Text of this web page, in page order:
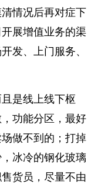
情况后再对症下
展增值业务的渠
发、上门服务、
是线上线下枢
功能分区，最好
做不到的；打掉
冰冷的钢化玻璃
货员，尽量不由